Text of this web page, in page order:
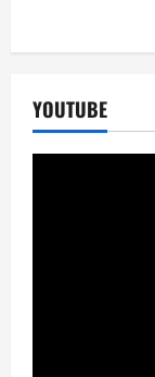
YOUTUBE